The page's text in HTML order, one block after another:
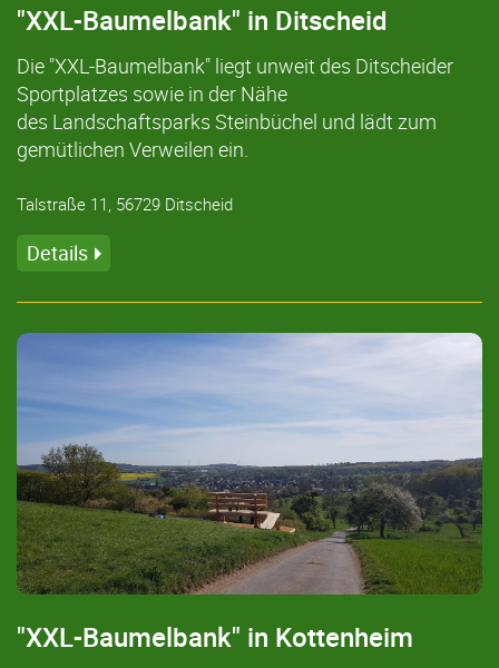
"XXL-Baumelbank" in Ditscheid
Die "XXL-Baumelbank" liegt unweit des Ditscheider
Sportplatzes sowie in der Nähe
des Landschaftsparks Steinbüchel und lädt zum
gemütlichen Verweilen ein.
Talstraße 11, 56729 Ditscheid
Details
"XXL-Baumelbank" in Kottenheim